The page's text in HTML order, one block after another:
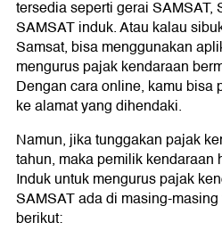
tersedia seperti gerai SAMSAT,
SAMSAT induk. Atau kalau
Samsat, bisa menggunakan
mengurus pajak kendaraan
Dengan cara online, kamu
ke alamat yang dihendaki.
Namun, jika tunggakan pajak
tahun, maka pemilik kendaraan
Induk untuk mengurus pajak
SAMSAT ada di masing-
berikut: